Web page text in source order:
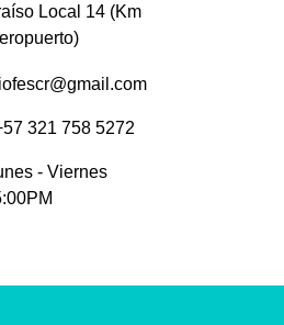
Local 14 (Km
321 758 5272
- Viernes